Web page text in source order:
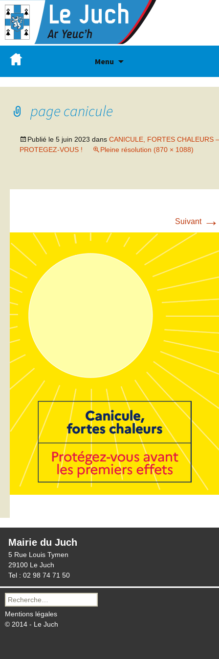
Menu
page canicule
Publié le 5 juin 2023 dans CANICULE, FORTES CHALEURS –
PROTEGEZ-VOUS !
Pleine résolution (870 × 1088)
Suivant →
Mairie du Juch
5 Rue Louis Tymen
29100 Le Juch
Tel : 02 98 74 71 50
Recherche
pour :
Mentions légales
© 2014 - Le Juch